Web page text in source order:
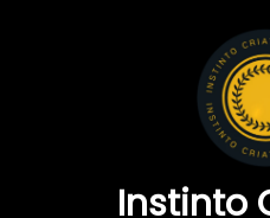
Instinto